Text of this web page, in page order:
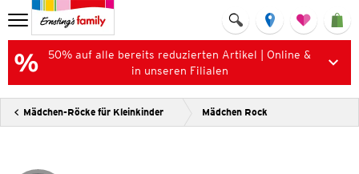
50% auf alle bereits reduzierten Artikel | Online &
in unseren Filialen
Mädchen-Röcke für Kleinkinder Mädchen Rock